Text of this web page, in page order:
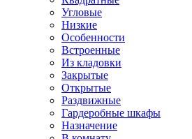
Угловые
Низкие
Особенности
Встроенные
Из кладовки
Закрытые
Открытые
Раздвижные
Гардеробные шкафы
Назначение